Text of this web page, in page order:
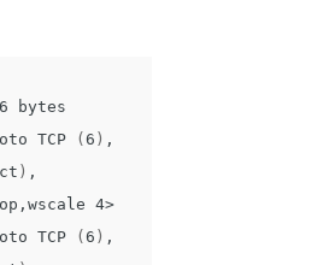
bytes
TCP
( 6 ) ,
) ,
4>
TCP
( 6 ) ,